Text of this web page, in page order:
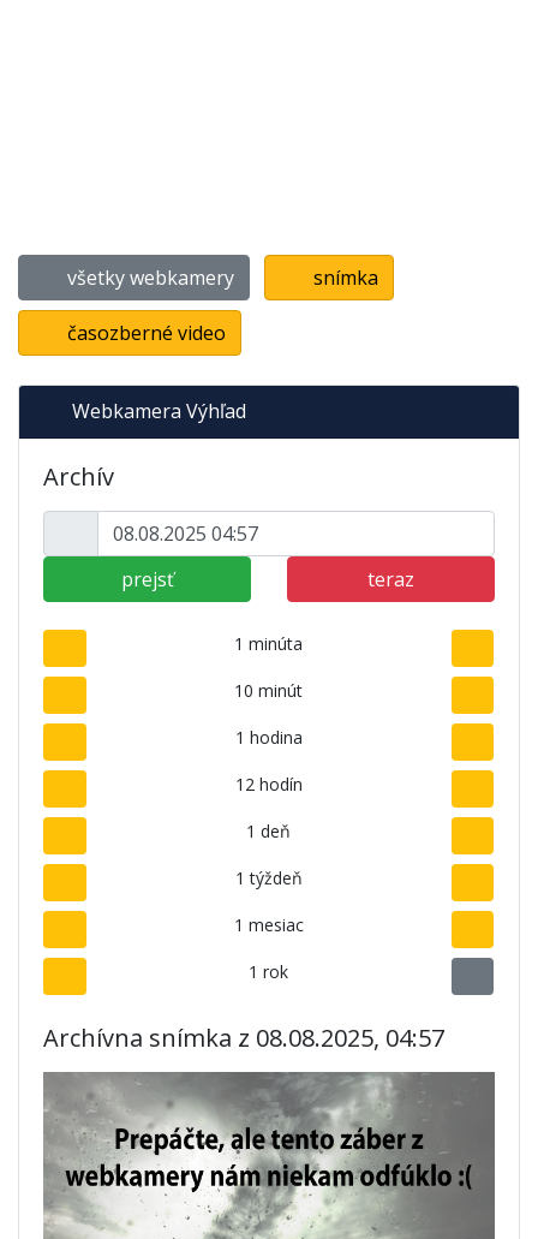
všetky webkamery snímka
časozberné video
Webkamera Výhľad
Archív
prejsť teraz
1 minúta
10 minút
1 hodina
12 hodín
1 deň
1 týždeň
1 mesiac
1 rok
Archívna snímka z 08.08.2025, 04:57